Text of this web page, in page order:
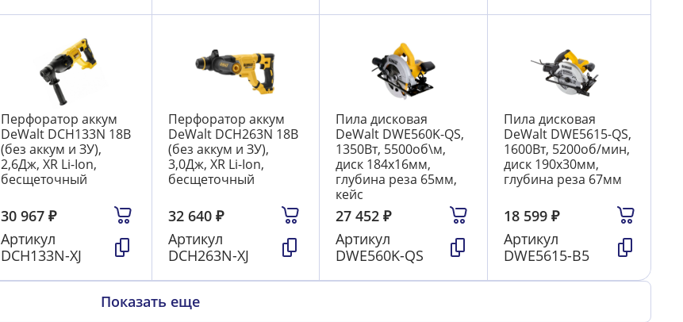
Перфоратор аккум
DeWalt DCH133N 18В
(без аккум и ЗУ),
2,6Дж, XR Li-Ion,
бесщеточный
30 967 ₽
Артикул
DCH133N-XJ
Перфоратор аккум
DeWalt DCH263N 18В
(без аккум и ЗУ),
3,0Дж, XR Li-Ion,
бесщеточный
32 640 ₽
Артикул
DCH263N-XJ
Пила дисковая
DeWalt DWE560K-QS,
1350Вт, 5500об\м,
диск 184х16мм,
глубина реза 65мм,
кейс
27 452₽
Артикул
DWE560K-QS
Пила дисковая
DeWalt DWE5615-QS,
1600Вт, 5200об/мин,
диск 190х30мм,
глубина реза 67мм
18 599 ₽
Артикул
DWE5615-B5
Показать еще